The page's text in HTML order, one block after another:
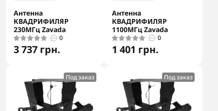
Антенна
КВАДРИФИЛЯР
230МГц Zavada
0
3 737 грн.
Антенна
КВАДРИФИЛЯР
1100МГц Zavada
0
1 401 грн.
Под заказ Под заказ